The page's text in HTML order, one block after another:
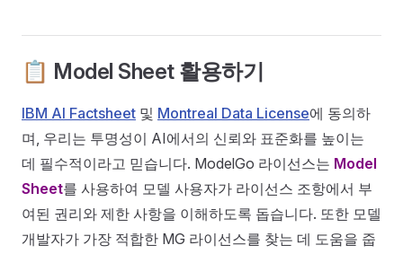
📋 Model Sheet 활용하기
IBM AI Factsheet 및 Montreal Data License에 동의하
며, 우리는 투명성이 AI에서의 신뢰와 표준화를 높이는
데 필수적이라고 믿습니다. ModelGo 라이선스는 Model
Sheet를 사용하여 모델 사용자가 라이선스 조항에서 부
여된 권리와 제한 사항을 이해하도록 돕습니다. 또한 모델
개발자가 가장 적합한 MG 라이선스를 찾는 데 도움을 줍